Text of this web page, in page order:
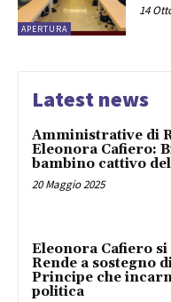
APERTURA
14
Latest news
Amministrative di
Eleonora Cafiero:
bambino cattivo
20 Maggio 2025
Eleonora Cafiero si
Rende a sostegno
Principe che
politica